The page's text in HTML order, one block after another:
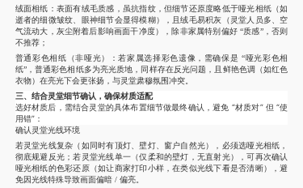
绒面相纸：表面有绒毛质感，虽抗指纹，但细节还原度略低于哑光相纸（如
逝者的细微皱纹、眼神细节会显得模糊），且绒毛易积灰（灵堂人员多、空
气流动大，灰尘附着后影响画面干净度），除非家属特别偏好 “质感”，否则
不推荐；
普通彩色相纸（非哑光）：若家属选择彩色遗像，需确保是 “哑光彩色相
纸”，普通彩色相纸多为亮光质地，同样存在反光问题，且鲜艳色调（如红色
衣物）在亮光下会更张扬，与灵堂肃穆氛围冲突。
三、结合灵堂细节确认，确保材质适配
选好材质后，需结合灵堂的具体布置细节做最终确认，避免 “材质对” 但 “使
用错”：
确认灵堂光线环境
若灵堂光线复杂（如同时有顶灯、壁灯、窗户自然光），必须选哑光相纸，
彻底规避反光；若灵堂光线单一（仅柔和的壁灯，无直射光），可再次确认
哑光相纸的色彩还原（如让商家打印小样，在类似光线下看是否清晰），避
免因光线特殊导致画面偏暗 / 偏亮。